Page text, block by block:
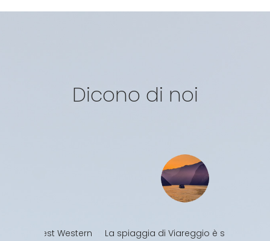
Dicono di noi
La spiaggia di Viareggio è superba, è